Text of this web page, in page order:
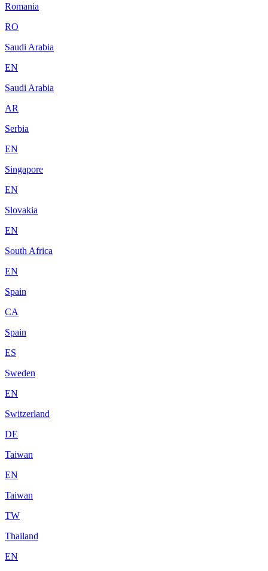
Romania
RO
Saudi Arabia
EN
Saudi Arabia
AR
Serbia
EN
Singapore
EN
Slovakia
EN
South Africa
EN
Spain
CA
Spain
ES
Sweden
EN
Switzerland
DE
Taiwan
EN
Taiwan
TW
Thailand
EN